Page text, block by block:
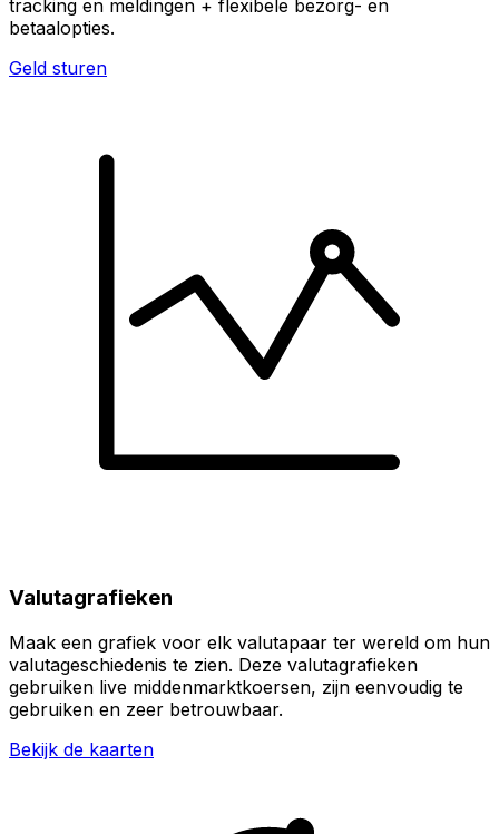
tracking en meldingen + flexibele bezorg- en
betaalopties.
Geld sturen
Valutagrafieken
Maak een grafiek voor elk valutapaar ter wereld om hun
valutageschiedenis te zien. Deze valutagrafieken
gebruiken live middenmarktkoersen, zijn eenvoudig te
gebruiken en zeer betrouwbaar.
Bekijk de kaarten